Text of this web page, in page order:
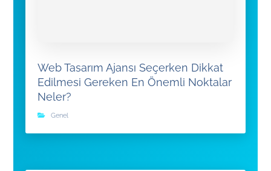
Web Tasarım Ajansı Seçerken Dikkat
Edilmesi Gereken En Önemli Noktalar
Neler?
Genel